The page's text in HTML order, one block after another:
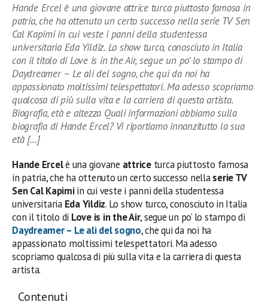
Hande Ercel è una giovane attrice turca piuttosto famosa in
patria, che ha ottenuto un certo successo nella serie TV Sen
Cal Kapimi in cui veste i panni della studentessa
universitaria Eda Yildiz. Lo show turco, conosciuto in Italia
con il titolo di Love is in the Air, segue un po’ lo stampo di
Daydreamer – Le ali del sogno, che qui da noi ha
appassionato moltissimi telespettatori. Ma adesso scopriamo
qualcosa di più sulla vita e la carriera di questa artista.
Biografia, età e altezza Quali informazioni abbiamo sulla
biografia di Hande Ercel? Vi riportiamo innanzitutto la sua
età […]
Hande Ercelè una giovane attriceturca piuttosto famosa
in patria, che ha ottenuto un certo successo nellaserie TV
Sen Cal Kapimiin cui veste i panni della studentessa
universitaria Eda Yildiz. Lo show turco, conosciuto in Italia
con il titolo di Love is in the Air, segue un po’ lo stampo di
Daydreamer – Le ali del sogno, che qui da noi ha
appassionato moltissimi telespettatori. Ma adesso
scopriamo qualcosa di più sulla vita e la carriera di questa
artista.
Contenuti